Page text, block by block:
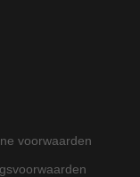
voorwaarden